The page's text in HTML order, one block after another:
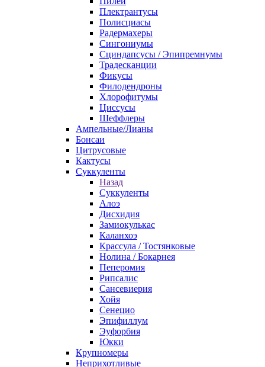
Плектрантусы
Полисциасы
Радермахеры
Сингониумы
Сциндапсусы / Эпипремнумы
Традесканции
Фикусы
Филодендроны
Хлорофитумы
Циссусы
Шеффлеры
Ампельные/Лианы
Бонсаи
Цитрусовые
Кактусы
Суккуленты
Назад
Суккуленты
Алоэ
Дисхидия
Замиокулькас
Каланхоэ
Крассула / Тостянковые
Нолина / Бокарнея
Пеперомия
Рипсалис
Сансевиерия
Хойя
Сенецио
Эпифиллум
Эуфорбия
Юкки
Крупномеры
Неприхотливые